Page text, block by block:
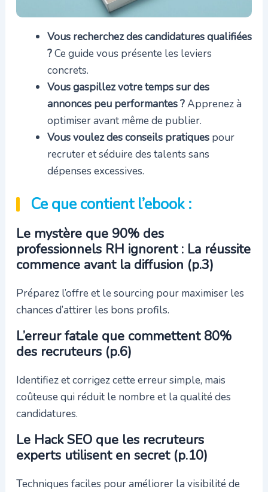
Vous recherchez des candidatures qualifiées
?Ce guide vous présente les leviers
concrets.
Vous gaspillez votre temps sur des
annonces peu performantes ?Apprenez à
optimiser avant même de publier.
Vous voulez des conseils pratiquespour
recruter et séduire des talents sans
dépenses excessives.
Ce que contient l’ebook :
Le mystère que 90% des
professionnels RH ignorent : La réussite
commence avant la diffusion (p.3)
Préparez l’offre et le sourcing pour maximiser les
chances d’attirer les bons profils.
L’erreur fatale que commettent 80%
des recruteurs (p.6)
Identifiez et corrigez cette erreur simple, mais
coûteuse qui réduit le nombre et la qualité des
candidatures.
Le Hack SEO que les recruteurs
experts utilisent en secret (p.10)
Techniques faciles pour améliorer la visibilité de